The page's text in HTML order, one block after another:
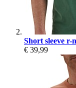
Short sleeve r-
€ 39,99